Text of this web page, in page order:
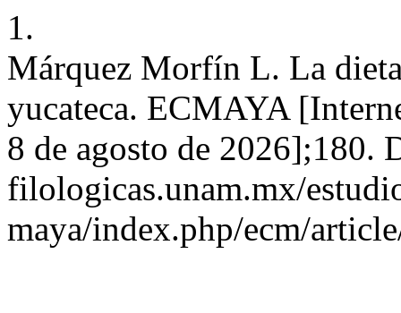
1.
Márquez Morfín L. La
yucateca. ECMAYA
8 de agosto de 2026];180.
filologicas.unam.mx/
maya/index.php/ecm/